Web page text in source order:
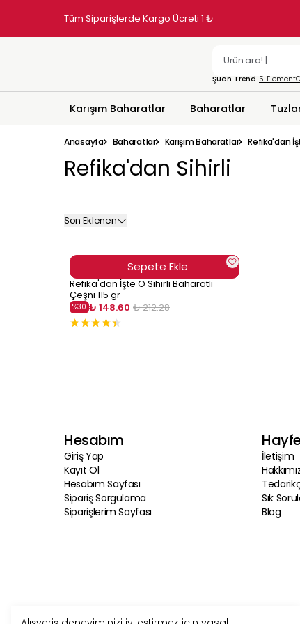
Tüm Siparişlerde Kargo Ücreti 1 ₺
Şuan Trend 5. Element
Karışım Baharatlar Baharatlar
Anasayfa Baharatlar Karışım Baharatlar Refika'dan
Refika'dan Sihirli
Son Eklenen
Sepete Ekle
Refika'dan İşte O Sihirli Baharatlı
Çeşni 115 gr
%30 ₺ 148.60 ₺ 212.28
Hesabım
Giriş Yap
Kayıt Ol
Hesabım Sayfası
Sipariş Sorgulama
Siparişlerim Sayfası
İletişim
Sık
Blog